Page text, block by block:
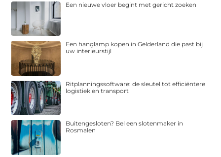
Een nieuwe vloer begint met gericht zoeken
Een hanglamp kopen in Gelderland die past bij
uw interieurstijl
Ritplanningssoftware: de sleutel tot efficiëntere
logistiek en transport
Buitengesloten? Bel een slotenmaker in
Rosmalen